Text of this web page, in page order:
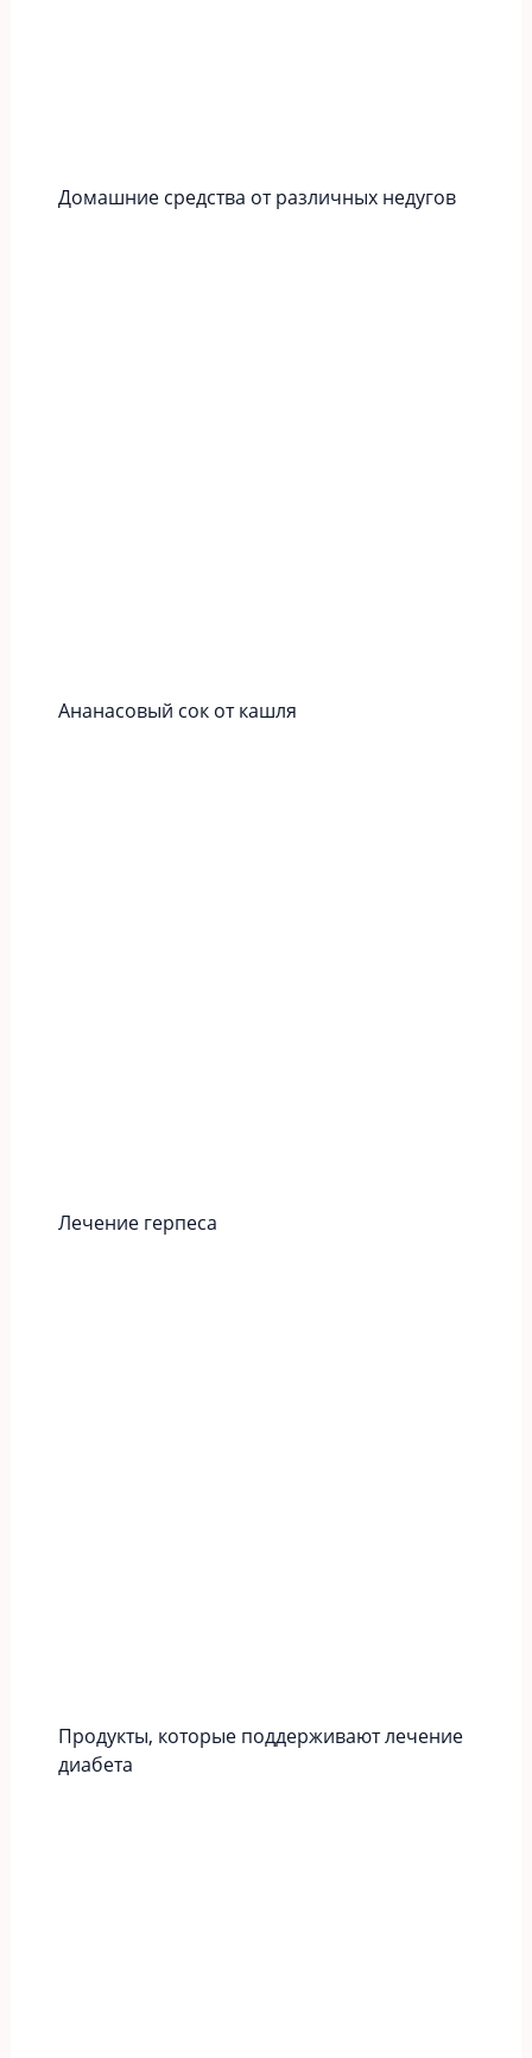
Домашние средства от различных недугов
Ананасовый сок от кашля
Лечение герпеса
Продукты, которые поддерживают лечение
диабета